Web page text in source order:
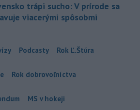
trápi sucho: V prírode sa
viacerými spôsobmi
Podcasty Rok Ľ.Štúra
Rok dobrovoľníctva
MS v hokeji